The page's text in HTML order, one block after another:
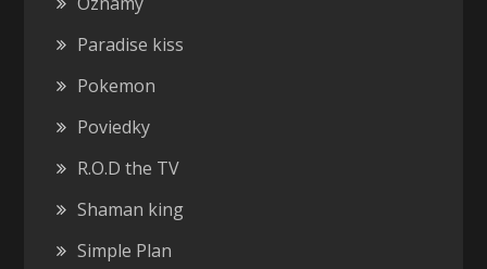
Paradise kiss
Pokemon
Poviedky
R.O.D the TV
Shaman king
Simple Plan